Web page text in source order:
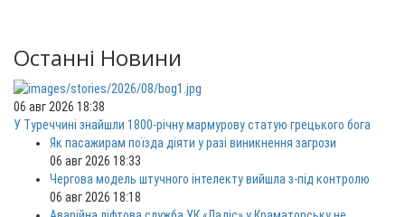
Останні Новини
06 авг 2026 18:38
У Туреччині знайшли 1800-річну мармурову статую грецького бога
Як пасажирам поїзда діяти у разі виникнення загрози
06 авг 2026 18:33
Чергова модель штучного інтелекту вийшла з-під контролю
06 авг 2026 18:18